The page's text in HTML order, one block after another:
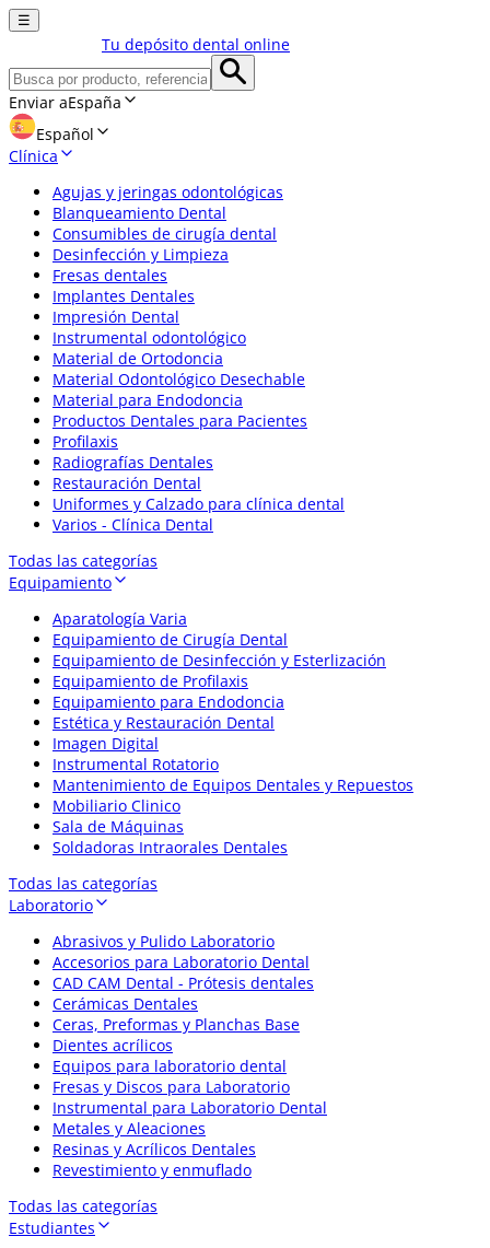
☰
Tu depósito dental online
Enviar aEspaña
Español
Clínica
Agujas y jeringas odontológicas
Blanqueamiento Dental
Consumibles de cirugía dental
Desinfección y Limpieza
Fresas dentales
Implantes Dentales
Impresión Dental
Instrumental odontológico
Material de Ortodoncia
Material Odontológico Desechable
Material para Endodoncia
Productos Dentales para Pacientes
Profilaxis
Radiografías Dentales
Restauración Dental
Uniformes y Calzado para clínica dental
Varios - Clínica Dental
Todas las categorías
Equipamiento
Aparatología Varia
Equipamiento de Cirugía Dental
Equipamiento de Desinfección y Esterlización
Equipamiento de Profilaxis
Equipamiento para Endodoncia
Estética y Restauración Dental
Imagen Digital
Instrumental Rotatorio
Mantenimiento de Equipos Dentales y Repuestos
Mobiliario Clinico
Sala de Máquinas
Soldadoras Intraorales Dentales
Todas las categorías
Laboratorio
Abrasivos y Pulido Laboratorio
Accesorios para Laboratorio Dental
CAD CAM Dental - Prótesis dentales
Cerámicas Dentales
Ceras, Preformas y Planchas Base
Dientes acrílicos
Equipos para laboratorio dental
Fresas y Discos para Laboratorio
Instrumental para Laboratorio Dental
Metales y Aleaciones
Resinas y Acrílicos Dentales
Revestimiento y enmuflado
Todas las categorías
Estudiantes